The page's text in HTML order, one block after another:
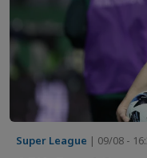
Super League | 09/08 -